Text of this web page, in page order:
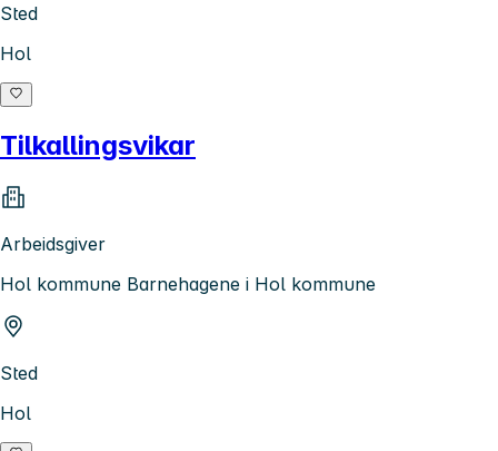
Sted
Hol
Tilkallingsvikar
Arbeidsgiver
Hol kommune Barnehagene i Hol kommune
Sted
Hol